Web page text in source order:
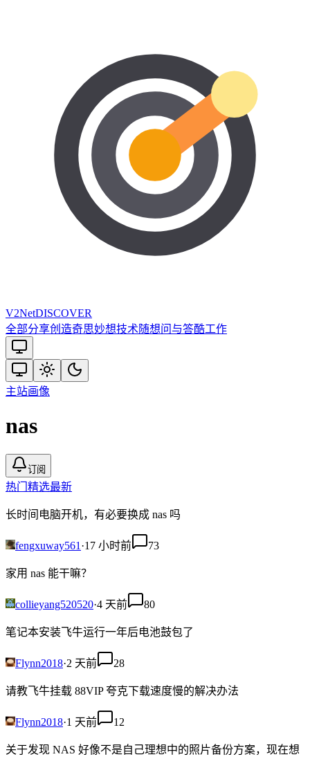
V2NetDISCOVER
全部分享创造奇思妙想技术随想问与答酷工作
主站画像
nas
订阅
热门 精选最新
长时间电脑开机，有必要换成 nas 吗
fengxuway561 ·17 小时前 73
家用 nas 能干嘛？
collieyang520520·4 天前 80
笔记本安装飞牛运行一年后电池鼓包了
Flynn2018·2 天前 28
请教飞牛挂载 88VIP 夸克下载速度慢的解决办法
Flynn2018·1 天前 12
关于发现 NAS 好像不是自己理想中的照片备份方案，现在想